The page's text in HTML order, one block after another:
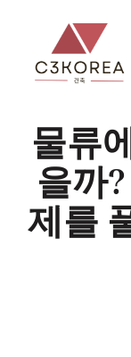
물류
을까
제를